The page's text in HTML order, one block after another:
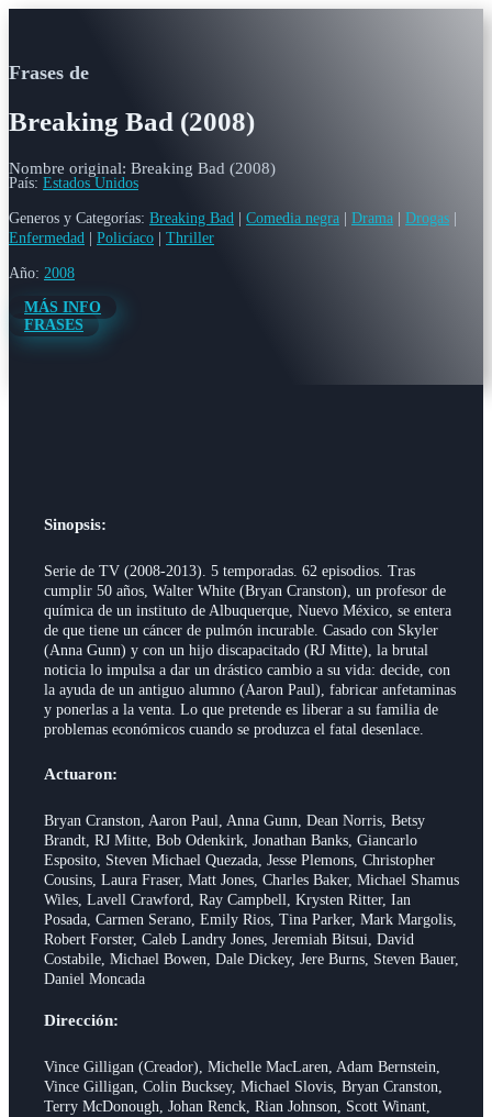
Frases de
Breaking Bad (2008)
Nombre original: Breaking Bad (2008)
País: Estados Unidos
Generos y Categorías: Breaking Bad Comedia negra Drama Drogas
Enfermedad
Policíaco Thriller
Año: 2008
MÁS INFO
FRASES
Sinopsis:
Serie de TV (2008-2013). 5 temporadas. 62 episodios. Tras
cumplir 50 años, Walter White (Bryan Cranston), un profesor de
química de un instituto de Albuquerque, Nuevo México, se entera
de que tiene un cáncer de pulmón incurable. Casado con Skyler
(Anna Gunn) y con un hijo discapacitado (RJ Mitte), la brutal
noticia lo impulsa a dar un drástico cambio a su vida: decide, con
la ayuda de un antiguo alumno (Aaron Paul), fabricar anfetaminas
y ponerlas a la venta. Lo que pretende es liberar a su familia de
problemas económicos cuando se produzca el fatal desenlace.
Actuaron:
Bryan Cranston, Aaron Paul, Anna Gunn, Dean Norris, Betsy
Brandt, RJ Mitte, Bob Odenkirk, Jonathan Banks, Giancarlo
Esposito, Steven Michael Quezada, Jesse Plemons, Christopher
Cousins, Laura Fraser, Matt Jones, Charles Baker, Michael Shamus
Wiles, Lavell Crawford, Ray Campbell, Krysten Ritter, Ian
Posada, Carmen Serano, Emily Rios, Tina Parker, Mark Margolis,
Robert Forster, Caleb Landry Jones, Jeremiah Bitsui, David
Costabile, Michael Bowen, Dale Dickey, Jere Burns, Steven Bauer,
Daniel Moncada
Dirección:
Vince Gilligan (Creador), Michelle MacLaren, Adam Bernstein,
Vince Gilligan, Colin Bucksey, Michael Slovis, Bryan Cranston,
Terry McDonough, Johan Renck, Rian Johnson, Scott Winant,